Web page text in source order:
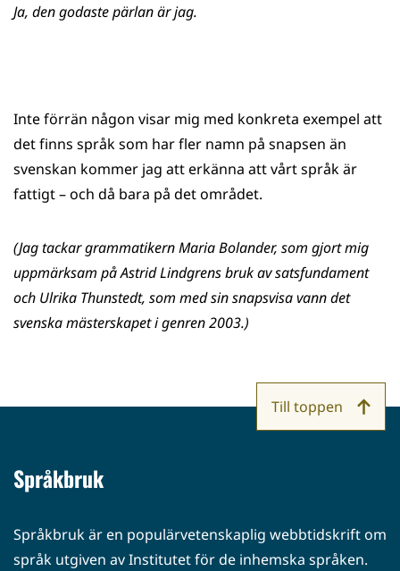
Ja, den godaste pärlan är jag.
Inte förrän någon visar mig med konkreta exempel att
det finns språk som har fler namn på snapsen än
svenskan kommer jag att erkänna att vårt språk är
fattigt – och då bara på det området.
(Jag tackar grammatikern Maria Bolander, som gjort mig
uppmärksam på Astrid Lindgrens bruk av satsfundament
och Ulrika Thunstedt, som med sin snapsvisa vann det
svenska mästerskapet i genren 2003.)
Språkbruk
Språkbruk är en populärvetenskaplig webbtidskrift om
språk utgiven av Institutet för de inhemska språken.
Till toppen